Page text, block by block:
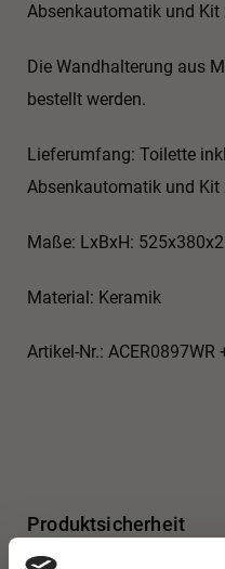
Absenkautomatik und Kit
Die Wandhalterung aus
bestellt werden.
Lieferumfang: Toilette
Absenkautomatik und Kit
Maße: LxBxH:
Material: Keramik
Artikel-Nr.: ACER0897WR
Produktsicherheit